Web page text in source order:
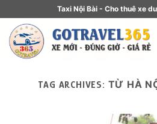
Taxi Nội Bài - Cho thuê xe
TAG ARCHIVES: TỪ HÀ